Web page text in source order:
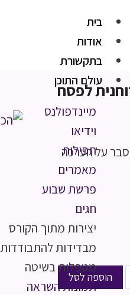
בית
אודות
בתקשורת
עולם התוכן
מיינדפולנס
וידיאו
תפילות
מאמרים
פרשת שבוע
חגים
יצירות מתוך הקורס
מבדידות להתבודדות
מטפלות בשיטה
תמונות השראה
לפסח
על הערכה
הוספה לסל